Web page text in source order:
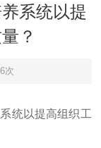
系统以提
？
次
统以提高组织工